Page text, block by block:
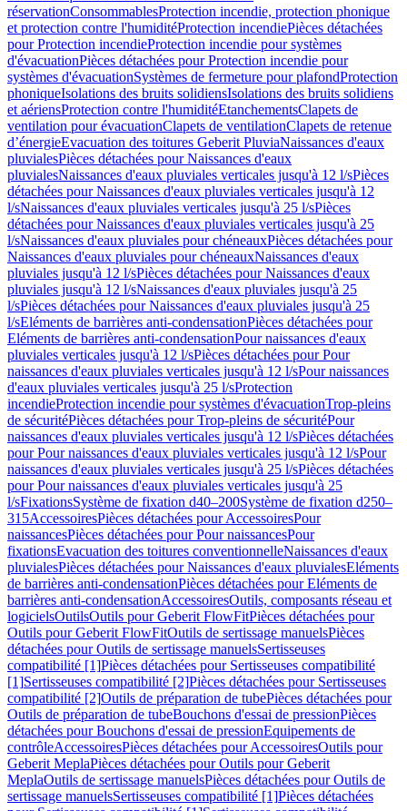
réservationConsommablesProtection incendie, protection phonique
et protection contre l'humiditéProtection incendiePièces détachées
pour Protection incendieProtection incendie pour systèmes
d'évacuationPièces détachées pour Protection incendie pour
systèmes d'évacuationSystèmes de fermeture pour plafondProtection
phoniqueIsolations des bruits solidiensIsolations des bruits solidiens
et aériensProtection contre l'humiditéEtanchementsClapets de
ventilation pour évacuationClapets de ventilationClapets de retenue
d’énergieEvacuation des toitures Geberit PluviaNaissances d'eaux
pluvialesPièces détachées pour Naissances d'eaux
pluvialesNaissances d'eaux pluviales verticales jusqu'à 12 l/sPièces
détachées pour Naissances d'eaux pluviales verticales jusqu'à 12
l/sNaissances d'eaux pluviales verticales jusqu'à 25 l/sPièces
détachées pour Naissances d'eaux pluviales verticales jusqu'à 25
l/sNaissances d'eaux pluviales pour chéneauxPièces détachées pour
Naissances d'eaux pluviales pour chéneauxNaissances d'eaux
pluviales jusqu'à 12 l/sPièces détachées pour Naissances d'eaux
pluviales jusqu'à 12 l/sNaissances d'eaux pluviales jusqu'à 25
l/sPièces détachées pour Naissances d'eaux pluviales jusqu'à 25
l/sEléments de barrières anti-condensationPièces détachées pour
Eléments de barrières anti-condensationPour naissances d'eaux
pluviales verticales jusqu'à 12 l/sPièces détachées pour Pour
naissances d'eaux pluviales verticales jusqu'à 12 l/sPour naissances
d'eaux pluviales verticales jusqu'à 25 l/sProtection
incendieProtection incendie pour systèmes d'évacuationTrop-pleins
de sécuritéPièces détachées pour Trop-pleins de sécuritéPour
naissances d'eaux pluviales verticales jusqu'à 12 l/sPièces détachées
pour Pour naissances d'eaux pluviales verticales jusqu'à 12 l/sPour
naissances d'eaux pluviales verticales jusqu'à 25 l/sPièces détachées
pour Pour naissances d'eaux pluviales verticales jusqu'à 25
l/sFixationsSystème de fixation d40–200Système de fixation d250–
315AccessoiresPièces détachées pour AccessoiresPour
naissancesPièces détachées pour Pour naissancesPour
fixationsEvacuation des toitures conventionnelleNaissances d'eaux
pluvialesPièces détachées pour Naissances d'eaux pluvialesEléments
de barrières anti-condensationPièces détachées pour Eléments de
barrières anti-condensationAccessoiresOutils, composants réseau et
logicielsOutilsOutils pour Geberit FlowFitPièces détachées pour
Outils pour Geberit FlowFitOutils de sertissage manuelsPièces
détachées pour Outils de sertissage manuelsSertisseuses
compatibilité [1]Pièces détachées pour Sertisseuses compatibilité
[1]Sertisseuses compatibilité [2]Pièces détachées pour Sertisseuses
compatibilité [2]Outils de préparation de tubePièces détachées pour
Outils de préparation de tubeBouchons d'essai de pressionPièces
détachées pour Bouchons d'essai de pressionEquipements de
contrôleAccessoiresPièces détachées pour AccessoiresOutils pour
Geberit MeplaPièces détachées pour Outils pour Geberit
MeplaOutils de sertissage manuelsPièces détachées pour Outils de
sertissage manuelsSertisseuses compatibilité [1]Pièces détachées